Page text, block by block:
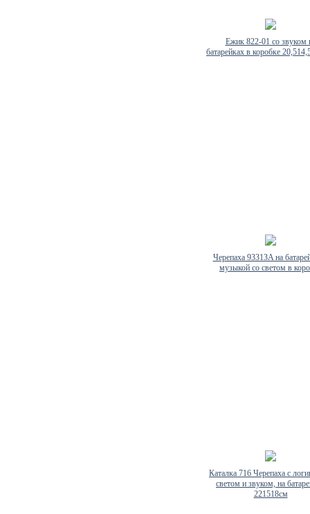
Ежик 822-01 со звуком
батарейках в коробке
Черепаха 93313A на
музыкой со светом в
Каталка 716 Черепаха с
светом и звуком, на
221518см